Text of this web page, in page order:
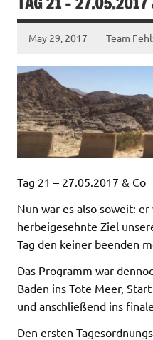
May 29, 2017 Team
Tag 21 – 27.05.2017 & Co
Nun war es also soweit:
herbeigesehnte Ziel
Tag den keiner beenden
Das Programm war
Baden ins Tote Meer,
und anschließend ins
Den ersten